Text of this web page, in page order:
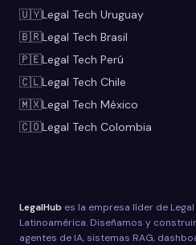
🇺🇾Legal Tech Uruguay
🇧🇷Legal Tech Brasil
🇵🇪Legal Tech Perú
🇨🇱Legal Tech Chile
🇲🇽Legal Tech México
🇨🇴Legal Tech Colombia
LegalHub es la empresa líder de
Latinoamérica. Diseñamos y
agentes de IA, sistemas RAG,